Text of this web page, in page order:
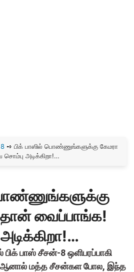
➺ பிக் பாஸில் பொண்ணுங்களுக்கு கேமரா
அடிக்கிறா!…
வைப்பாங்க!
பிக் பாஸ் சீசன்-8 ஒளிபரப்பாகி
ஆனால் மத்த சீசன்கள போல, இந்த